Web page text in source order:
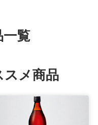
一覧
スメ商品